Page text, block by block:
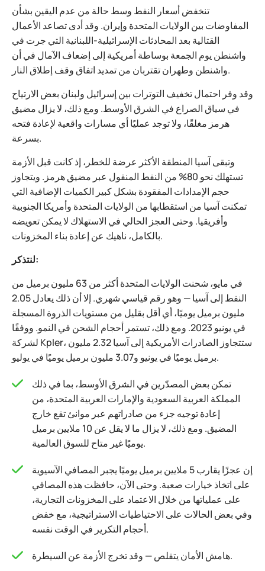
تنخفض أسعار النفط وسط حالة من عدم اليقين بشأن
المفاوضات بين الولايات المتحدة وإيران. وقد أدى تصاعد الأعمال
القتالية بعد المحادثات الإسرائيلية-اللبنانية التي جرت في
واشنطن يوم الجمعة بوساطة أمريكية إلى إضعاف الآمال في أن
واشنطن وطهران تقتربان من تمديد اتفاق وقف إطلاق النار.
وقد وفر احتمال تخفيف التوترات بين إسرائيل ولبنان بعض الارتياح
في سياق الصراع في الشرق الأوسط. ومع ذلك، لا يزال مضيق
هرمز مغلقًا، ولا توجد عمليًا أي مسارات واقعية لإعادة فتحه
بسرعة.
وتبقى آسيا المنطقة الأكثر عرضة للخطر، إذ كانت قبل الأزمة
تستهلك نحو 80% من النفط المنقول عبر مضيق هرمز. ويتجاوز
حجم الإمدادات المفقودة بشكل كبير الكميات الإضافية التي
تمكنت آسيا من استقطابها من الولايات المتحدة وأمريكا الجنوبية
وأفريقيا. وحتى العجز الحالي في الاستهلاك لا يمكن تعويضه
بالكامل، ناهيك عن إعادة بناء المخزونات.
لنتذكر:
في مايو، شحنت الولايات المتحدة أكثر من 63 مليون برميل من
النفط إلى آسيا — وهو رقم قياسي شهري. إلا أن ذلك يعادل 2.05
مليون برميل يوميًا، أي أقل بقليل من مستويات الذروة المسجلة
في يونيو 2023. ومع ذلك، تستمر أحجام الشحن في النمو. ووفقًا
لشركة Kpler، ستتجاوز الصادرات الأمريكية إلى آسيا 2.32 مليون
برميل يوميًا في يونيو و3.07 مليون برميل يوميًا في يوليو.
تمكن بعض المصدّرين في الشرق الأوسط، بما في ذلك
المملكة العربية السعودية والإمارات العربية المتحدة، من
إعادة توجيه جزء من صادراتهم عبر موانئ تقع خارج
المضيق. ومع ذلك، لا يزال ما لا يقل عن 10 ملايين برميل
يوميًا غير متاح للسوق العالمية.
إن عجزًا يقارب 5 ملايين برميل يوميًا يجبر المصافي الآسيوية
على اتخاذ خيارات صعبة. وحتى الآن، حافظت هذه المصافي
على عملياتها من خلال الاعتماد على المخزونات التجارية،
وفي بعض الحالات على الاحتياطيات الاستراتيجية، مع خفض
أحجام التكرير في الوقت نفسه.
هامش الأمان يتقلص — وقد تخرج الأزمة عن السيطرة.